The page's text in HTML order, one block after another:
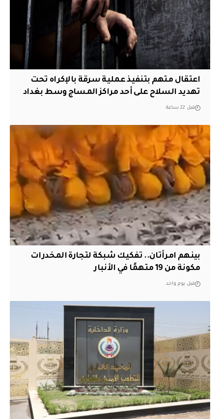
اعتقال متهم بتنفيذ عملية سرقة بالإكراه تحت
تهديد السلاح على أحد مراكز المساج وسط بغداد
قبل 22 ساعة
بينهم امرأتان.. تفكيك شبكة لتجارة المخدرات
مكونة من 19 متهمًا في الأنبار
قبل يوم واحد